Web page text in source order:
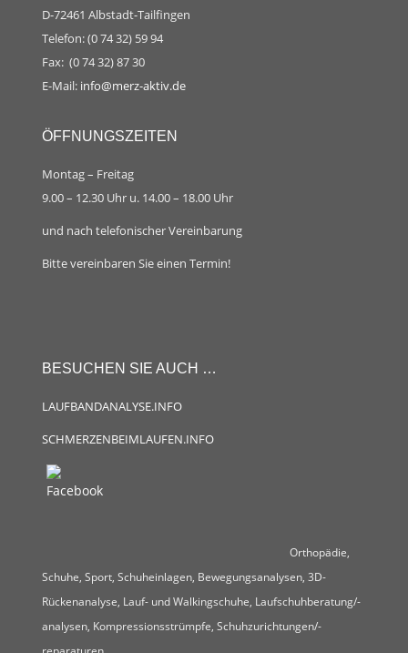
D-72461 Albstadt-Tailfingen
Telefon: (0 74 32) 59 94
Fax: (0 74 32) 87 30
E-Mail: info@merz-aktiv.de
ÖFFNUNGSZEITEN
Montag – Freitag
9.00 – 12.30 Uhr u. 14.00 – 18.00 Uhr
und nach telefonischer Vereinbarung
Bitte vereinbaren Sie einen Termin!
BESUCHEN SIE AUCH …
LAUFBANDANALYSE.INFO
SCHMERZENBEIMLAUFEN.INFO
Orthopädie,
Schuhe, Sport, Schuheinlagen, Bewegungsanalysen, 3D-
Rückenanalyse, Lauf- und Walkingschuhe, Laufschuhberatung/-
analysen, Kompressionsstrümpfe, Schuhzurichtungen/-